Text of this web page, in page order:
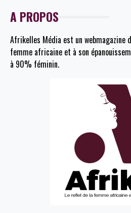
A PROPOS
Afrikelles Média est un webmagazine
femme africaine et à son
à 90% féminin.